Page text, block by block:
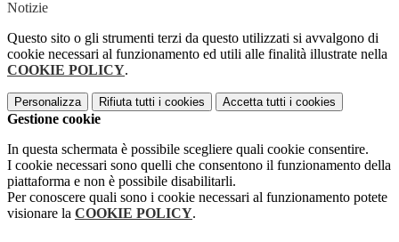
Notizie
Questo sito o gli strumenti terzi da questo utilizzati si avvalgono di
cookie necessari al funzionamento ed utili alle finalità illustrate nella
COOKIE POLICY.
Personalizza Rifiuta tutti i cookies Accetta tutti i cookies
Gestione cookie
In questa schermata è possibile scegliere quali cookie consentire.
I cookie necessari sono quelli che consentono il funzionamento della
piattaforma e non è possibile disabilitarli.
Per conoscere quali sono i cookie necessari al funzionamento potete
visionare la COOKIE POLICY.